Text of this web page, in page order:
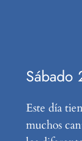
Sábado
Este día
muchos